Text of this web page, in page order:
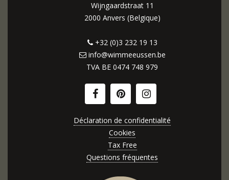
Wijngaardstraat 11
2000 Anvers (Belgique)
+32 (0)3 232 19 13
info@wimmeeussen.be
TVA BE 0474 748 979
Déclaration de confidentialité
Cookies
Tax Free
Questions fréquentes